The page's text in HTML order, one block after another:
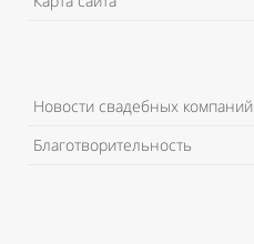
Новости свадебных компаний
Благотворительность